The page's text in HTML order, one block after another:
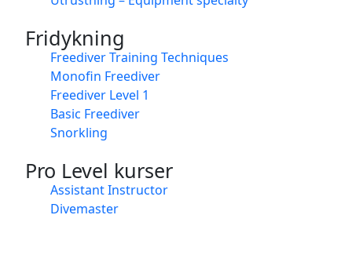
Fridykning
Freediver Training Techniques
Monofin Freediver
Freediver Level 1
Basic Freediver
Snorkling
Pro Level kurser
Assistant Instructor
Divemaster